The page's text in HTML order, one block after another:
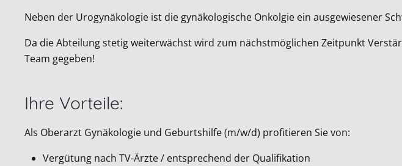
Neben der Urogynäkologie ist die gynäkologische Onkolgie ein ausgewiesener
Da die Abteilung stetig weiterwächst wird zum nächstmöglichen Zeitpunkt
Team gegeben!
Ihre Vorteile:
Als Oberarzt Gynäkologie und Geburtshilfe (m/w/d) profitieren Sie von:
Vergütung nach TV-Ärzte / entsprechend der Qualifikation